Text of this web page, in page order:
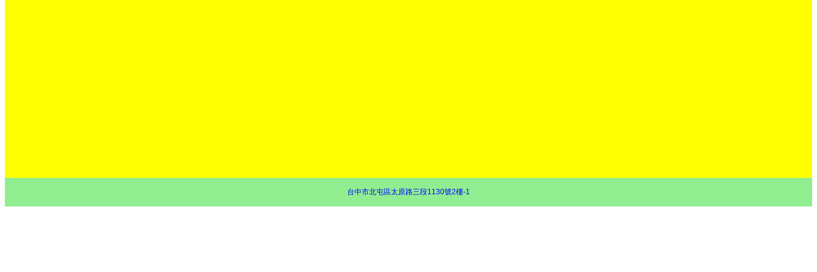
台中市北屯區太原路三段1130號2樓-1